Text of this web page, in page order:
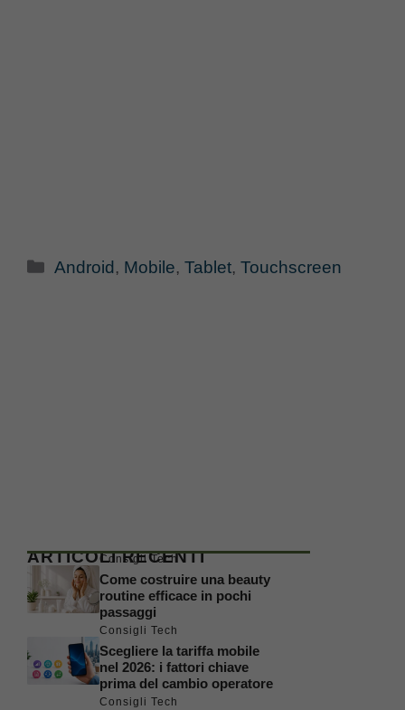
Categorie
Android , Mobile,Tablet,Touchscreen
ARTICOLI RECENTI
Consigli Tech
Come costruire una beauty
routine efficace in pochi
passaggi
Consigli Tech
Scegliere la tariffa mobile
nel 2026: i fattori chiave
prima del cambio operatore
Consigli Tech